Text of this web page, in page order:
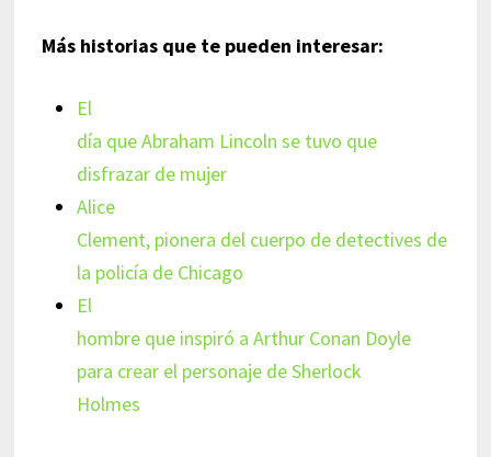
Más historias que te pueden interesar:
El
día que Abraham Lincoln se tuvo que
disfrazar de mujer
Alice
Clement, pionera del cuerpo de detectives de
la policía de Chicago
El
hombre que inspiró a Arthur Conan Doyle
para crear el personaje de Sherlock
Holmes